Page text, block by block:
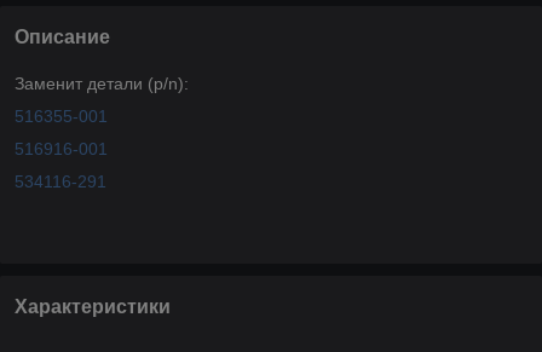
Описание
Заменит детали (p/n):
516355-001
516916-001
534116-291
Характеристики